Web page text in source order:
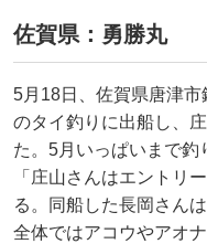
佐賀県：勇勝丸
5月18日、佐賀県唐津市
のタイ釣りに出船し、
た。5月いっぱいまで釣
「庄山さんはエントリ
る。同船した長岡さん
全体ではアコウやアオ